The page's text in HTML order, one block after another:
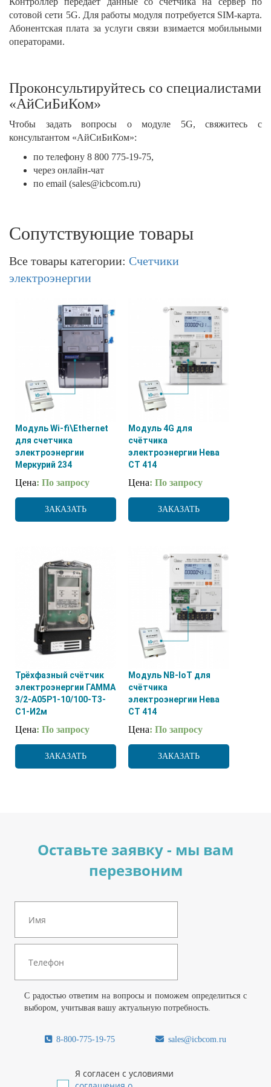
сотовой сети 5G. Для работы модуля потребуется SIM-карта.
Абонентская плата за услуги связи взимается мобильными
операторами.
Проконсультируйтесь со специалистами
«АйСиБиКом»
Чтобы задать вопросы о модуле 5G, свяжитесь с
консультантом «АйСиБиКом»:
по телефону 8 800 775-19-75,
через онлайн-чат
по email (sales@icbcom.ru)
Сопутствующие товары
Все товары категории: Счетчики
электроэнергии
Модуль Wi-fi\Ethernet
для счетчика
электроэнергии
Меркурий 234
Цена: По запросу
ЗАКАЗАТЬ
Модуль 4G для
счётчика
электроэнергии Нева
СТ 414
Цена: По запросу
ЗАКАЗАТЬ
Трёхфазный счётчик
электроэнергии ГАММА
3/2-А05Р1-10/100-Т3-
С1-И2м
Цена: По запросу
ЗАКАЗАТЬ
Модуль NB-IoT для
счётчика
электроэнергии Нева
СТ 414
Цена: По запросу
ЗАКАЗАТЬ
Оставьте заявку - мы вам
перезвоним
С радостью ответим на вопросы и поможем определиться с
выбором, учитывая вашу актуальную потребность.
8-800-775-19-75 sales@icbcom.ru
Я согласен с условиями